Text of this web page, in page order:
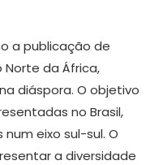
a publicação de
da África,
diáspora. O objetivo
no Brasil,
eixo sul-sul. O
a diversidade